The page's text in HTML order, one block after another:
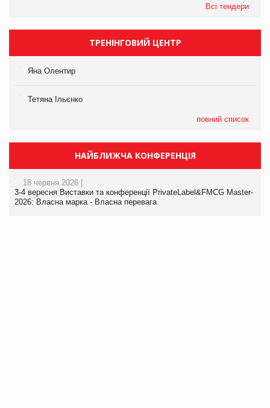
Всі тендери
ТРЕНІНГОВИЙ ЦЕНТР
Яна Олентир
Тетяна Ільєнко
повний список
НАЙБЛИЖЧА КОНФЕРЕНЦІЯ
18 червня 2026 |
3-4 вересня Виставки та конференції PrivateLabel&FMCG Master-
2026: Власна марка - Власна перевага